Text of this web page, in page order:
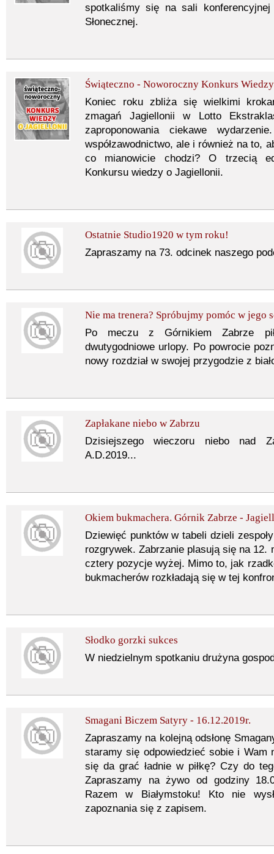
spotkaliśmy się na sali
Słonecznej.
Świąteczno - Noworoczny Konkurs
Koniec roku zbliża się wielkimi
zmagań Jagiellonii w Lotto
zaproponowania ciekawe
współzawodnictwo, ale i również na to,
co mianowicie chodzi? O trzecią
Konkursu wiedzy o Jagiellonii.
Ostatnie Studio1920 w tym roku!
Zapraszamy na 73. odcinek naszego
Nie ma trenera? Spróbujmy pomóc w jego
Po meczu z Górnikiem Zabrze
dwutygodniowe urlopy. Po powrocie
nowy rozdział w swojej przygodzie z
Zapłakane niebo w Zabrzu
Dzisiejszego wieczoru niebo nad
A.D.2019...
Okiem bukmachera. Górnik Zabrze -
Dziewięć punktów w tabeli dzieli
rozgrywek. Zabrzanie plasują się na 12.
cztery pozycje wyżej. Mimo to, jak
bukmacherów rozkładają się w tej
Słodko gorzki sukces
W niedzielnym spotkaniu drużyna
Smagani Biczem Satyry - 16.12.2019r.
Zapraszamy na kolejną odsłonę
staramy się odpowiedzieć sobie i Wam
się da grać ładnie w piłkę? Czy do
Zapraszamy na żywo od godziny
Razem w Białymstoku! Kto nie
zapoznania się z zapisem.